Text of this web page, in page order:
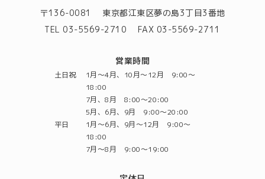
〒136-0081
東京都江東区夢の島3丁目3番地
TEL 03-5569-2710
FAX 03-5569-2711
営業時間
土日祝
1月～4月、10月～12月 9:00～
18:00
7月、8月 8:00～20:00
5月、6月、9月 9:00～20:00
平日
1月～6月、9月～12月 9:00～
18:00
7月～8月 9:00～19:00